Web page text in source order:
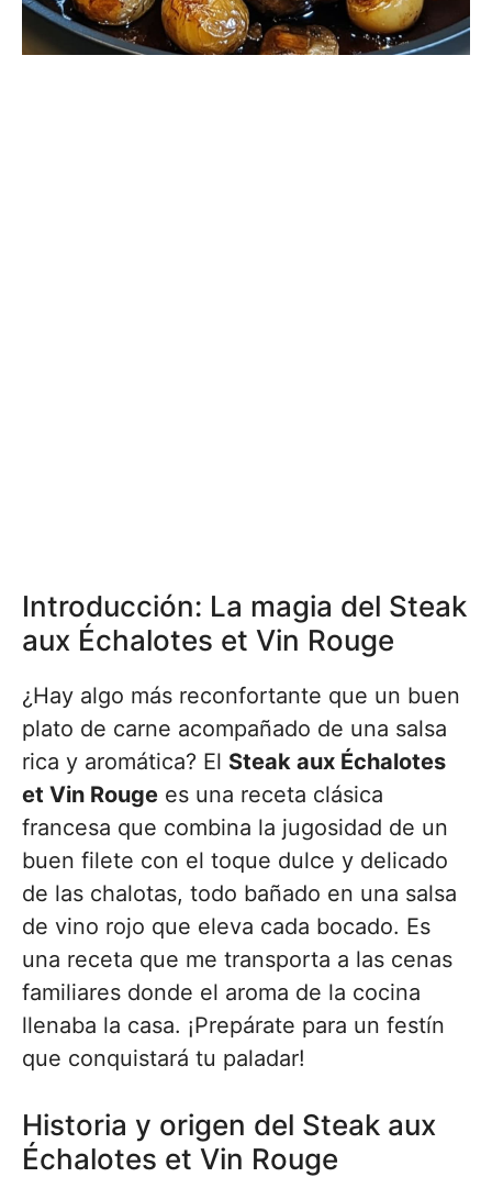
Introducción: La magia del Steak
aux Échalotes et Vin Rouge
¿Hay algo más reconfortante que un buen
plato de carne acompañado de una salsa
rica y aromática? El Steak aux Échalotes
et Vin Rouge es una receta clásica
francesa que combina la jugosidad de un
buen filete con el toque dulce y delicado
de las chalotas, todo bañado en una salsa
de vino rojo que eleva cada bocado. Es
una receta que me transporta a las cenas
familiares donde el aroma de la cocina
llenaba la casa. ¡Prepárate para un festín
que conquistará tu paladar!
Historia y origen del Steak aux
Échalotes et Vin Rouge